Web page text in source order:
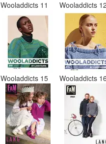
Wooladdicts 11 Wooladdicts
Wooladdicts 15 Wooladdicts